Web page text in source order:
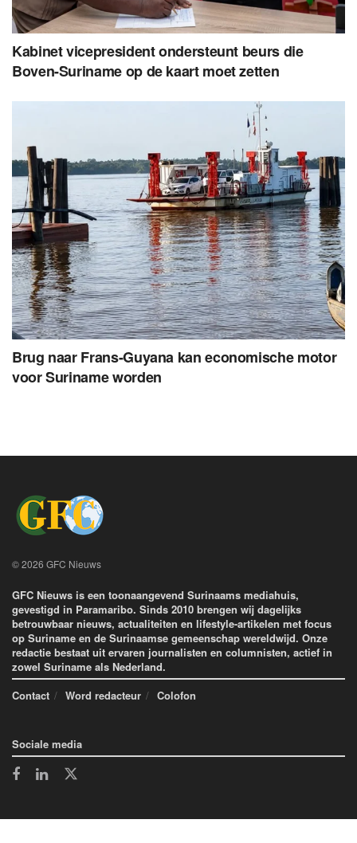
Kabinet vicepresident ondersteunt beurs die
Boven-Suriname op de kaart moet zetten
Brug naar Frans-Guyana kan economische motor
voor Suriname worden
© 2026 GFC Nieuws
GFC Nieuws is een toonaangevend Surinaams mediahuis,
gevestigd in Paramaribo. Sinds 2010 brengen wij dagelijks
betrouwbaar nieuws, actualiteiten en lifestyle-artikelen met focus
op Suriname en de Surinaamse gemeenschap wereldwijd. Onze
redactie bestaat uit ervaren journalisten en columnisten, actief in
zowel Suriname als Nederland.
Contact
Word redacteur Colofon
Sociale media